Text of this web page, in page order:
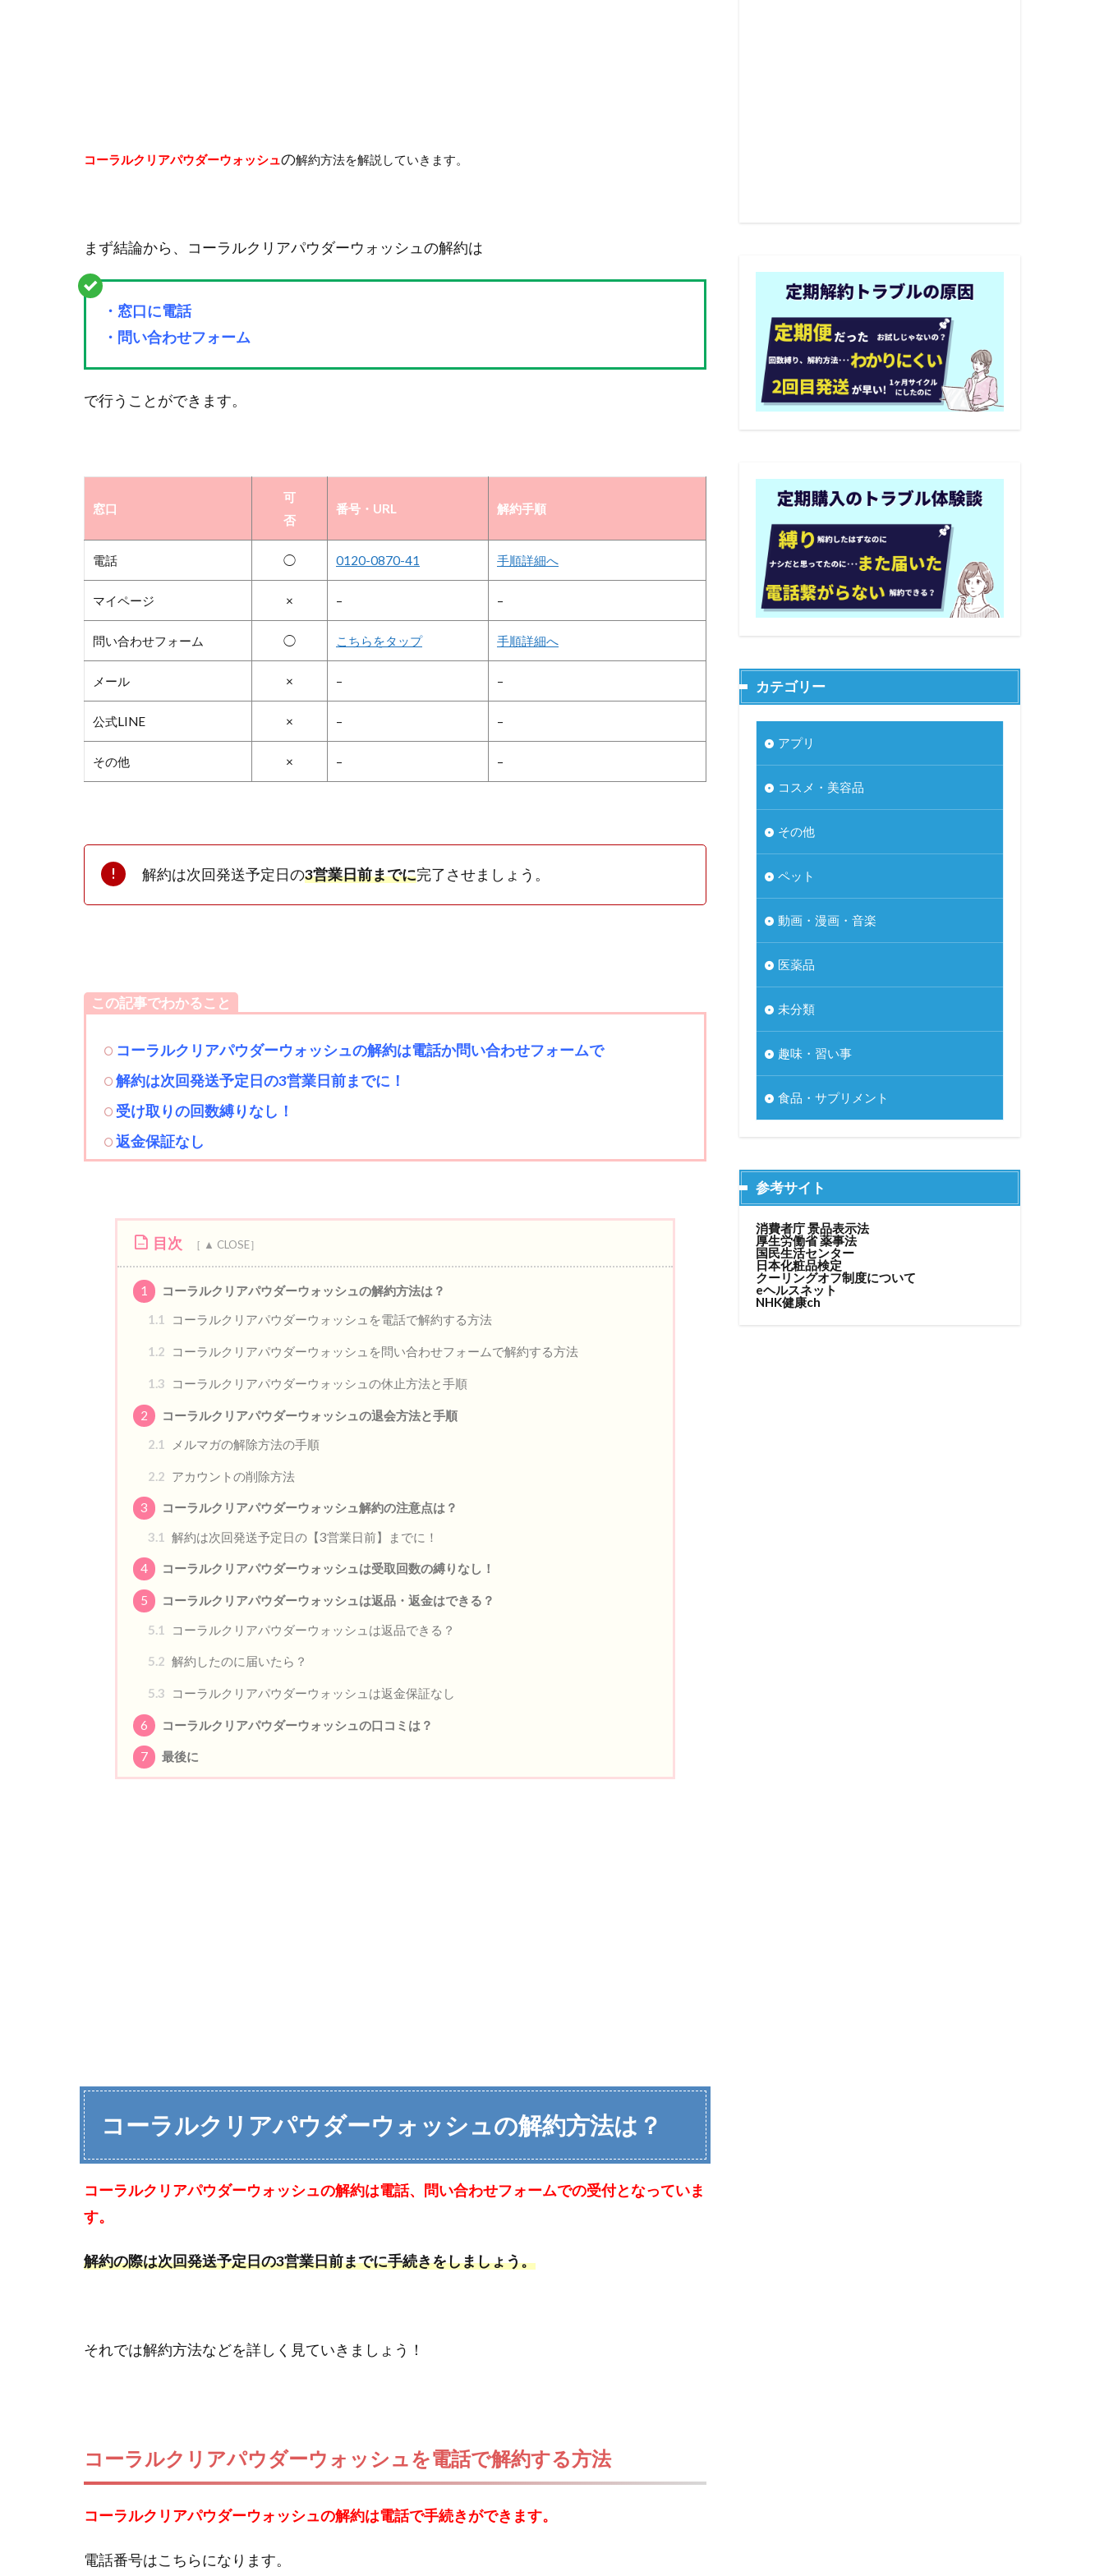
コーラルクリアパウダーウォッシュの解約方法を解説していきます。
まず結論から、コーラルクリアパウダーウォッシュの解約は
・窓口に電話
・問い合わせフォーム
で行うことができます。
窓口
可
否
番号・URL 解約手順
電話 ◯ 0120-0870-41 手順詳細へ
マイページ × – –
問い合わせフォーム ◯ こちらをタップ 手順詳細へ
メール × – –
公式LINE × – –
その他 × – –
解約は次回発送予定日の3営業日前までに完了させましょう。
この記事でわかること
コーラルクリアパウダーウォッシュの解約は電話か問い合わせフォームで
解約は次回発送予定日の3営業日前までに！
受け取りの回数縛りなし！
返金保証なし
目次
1
コーラルクリアパウダーウォッシュの解約方法は？
1.1
コーラルクリアパウダーウォッシュを電話で解約する方法
1.2 コーラルクリアパウダーウォッシュを問い合わせフォームで解約する方法
1.3 コーラルクリアパウダーウォッシュの休止方法と手順
2
コーラルクリアパウダーウォッシュの退会方法と手順
2.1
メルマガの解除方法の手順
2.2 アカウントの削除方法
3
コーラルクリアパウダーウォッシュ解約の注意点は？
3.1
解約は次回発送予定日の【3営業日前】までに！
4 コーラルクリアパウダーウォッシュは受取回数の縛りなし！
5
コーラルクリアパウダーウォッシュは返品・返金はできる？
5.1
コーラルクリアパウダーウォッシュは返品できる？
5.2 解約したのに届いたら？
5.3 コーラルクリアパウダーウォッシュは返金保証なし
6 コーラルクリアパウダーウォッシュの口コミは？
7 最後に
コーラルクリアパウダーウォッシュの解約方法は？
コーラルクリアパウダーウォッシュの解約は電話、問い合わせフォームでの受付となっていま
す。
解約の際は次回発送予定日の3営業日前までに手続きをしましょう。
それでは解約方法などを詳しく見ていきましょう！
コーラルクリアパウダーウォッシュを電話で解約する方法
コーラルクリアパウダーウォッシュの解約は電話で手続きができます。
電話番号はこちらになります。
カテゴリー
アプリ
コスメ・美容品
その他
ペット
動画・漫画・音楽
医薬品
未分類
趣味・習い事
食品・サプリメント
参考サイト
消費者庁 景品表示法
厚生労働省 薬事法
国民生活センター
日本化粧品検定
クーリングオフ制度について
eヘルスネット
NHK健康ch